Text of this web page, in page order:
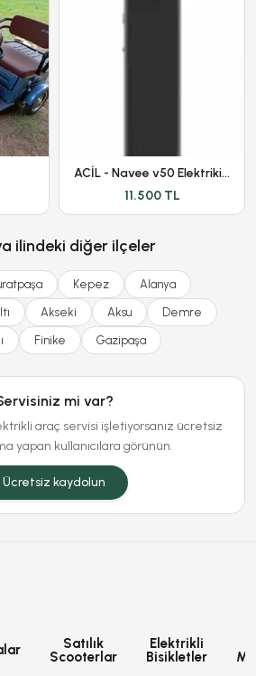
ACİL - Navee v50 Elektriki Scooter
11.500 TL
ilindeki diğer ilçeler
Kepez Alanya
Akseki Aksu Demre
Finike Gazipaşa
mi var?
araç servisi işletiyorsanız ücretsiz
yapan kullanıcılara görünün.
Ücretsiz kaydolun
Satılık
Scooterlar
Elektrikli
Bisikletler